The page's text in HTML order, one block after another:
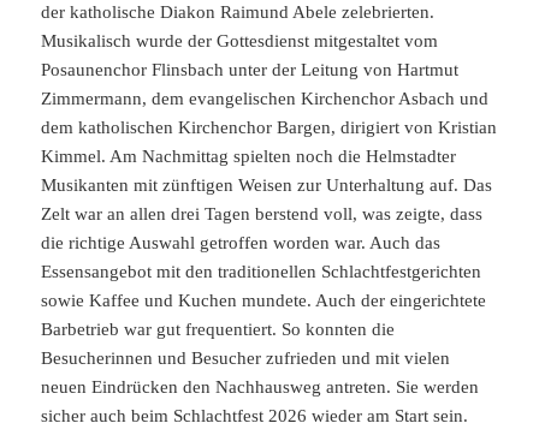
der katholische Diakon Raimund Abele zelebrierten.
Musikalisch wurde der Gottesdienst mitgestaltet vom
Posaunenchor Flinsbach unter der Leitung von Hartmut
Zimmermann, dem evangelischen Kirchenchor Asbach und
dem katholischen Kirchenchor Bargen, dirigiert von Kristian
Kimmel. Am Nachmittag spielten noch die Helmstadter
Musikanten mit zünftigen Weisen zur Unterhaltung auf. Das
Zelt war an allen drei Tagen berstend voll, was zeigte, dass
die richtige Auswahl getroffen worden war. Auch das
Essensangebot mit den traditionellen Schlachtfestgerichten
sowie Kaffee und Kuchen mundete. Auch der eingerichtete
Barbetrieb war gut frequentiert. So konnten die
Besucherinnen und Besucher zufrieden und mit vielen
neuen Eindrücken den Nachhausweg antreten. Sie werden
sicher auch beim Schlachtfest 2026 wieder am Start sein.